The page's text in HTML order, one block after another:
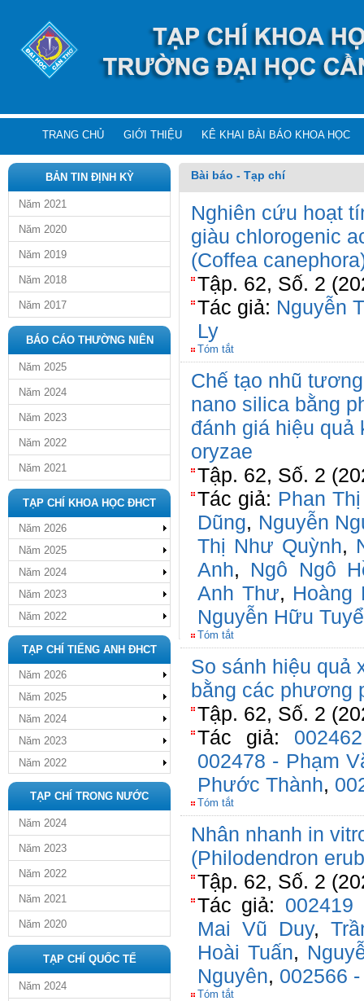
TRANG CHỦ GIỚI THIỆU KÊ KHAI BÀI BÁO KHOA HỌC
BẢN TIN ĐỊNH KỲ
Năm 2021
Năm 2020
Năm 2019
Năm 2018
Năm 2017
BÁO CÁO THƯỜNG NIÊN
Năm 2025
Năm 2024
Năm 2023
Năm 2022
Năm 2021
TẠP CHÍ KHOA HỌC ĐHCT
Năm 2026
Năm 2025
Năm 2024
Năm 2023
Năm 2022
TẠP CHÍ TIẾNG ANH ĐHCT
Năm 2026
Năm 2025
Năm 2024
Năm 2023
Năm 2022
TẠP CHÍ TRONG NƯỚC
Năm 2024
Năm 2023
Năm 2022
Năm 2021
Năm 2020
TẠP CHÍ QUỐC TẾ
Năm 2024
Bài báo - Tạp chí
Nghiên cứu hoạt
giàu chlorogenic
(Coffea
Tập. 62, Số. 2
Tác giả: Nguyễn
Ly
Tóm tắt
Chế tạo nhũ
nano silica bằng
đánh giá hiệu quả
oryzae
Tập. 62, Số. 2
Tác giả: Phan
Dũng, Nguyễn
Thị Như Quỳnh,
Anh, Ngô Ngô
Anh Thư, Hoàng
Nguyễn Hữu
Tóm tắt
So sánh hiệu quả
bằng các phương
Tập. 62, Số. 2
Tác giả:
002478 - Phạm
Phước Thành,
Tóm tắt
Nhân nhanh in
(Philodendron
Tập. 62, Số. 2
Tác giả:
Mai Vũ Duy,
Hoài Tuấn,
Nguyên, 002566
Tóm tắt